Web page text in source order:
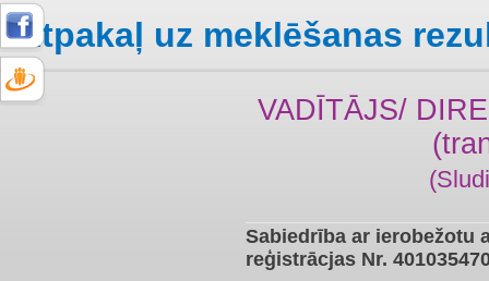
Atpakaļ uz meklēšanas
VADĪTĀJS/
Sabiedrība ar ierobežotu
reģistrācjas Nr.